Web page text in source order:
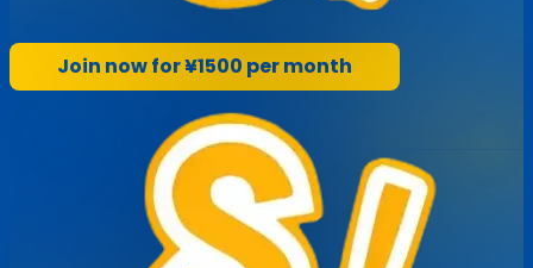
Join now for ¥1500 per month